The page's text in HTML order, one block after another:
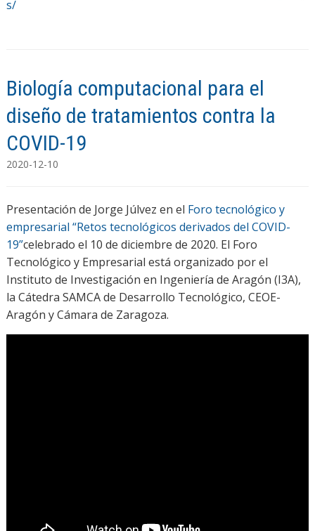
s/
Biología computacional para el
diseño de tratamientos contra la
COVID-19
2020-12-10
Presentación de Jorge Júlvez en el Foro tecnológico y
empresarial “Retos tecnológicos derivados del COVID-
19”celebrado el 10 de diciembre de 2020. El Foro
Tecnológico y Empresarial está organizado por el
Instituto de Investigación en Ingeniería de Aragón (I3A),
la Cátedra SAMCA de Desarrollo Tecnológico, CEOE-
Aragón y Cámara de Zaragoza.